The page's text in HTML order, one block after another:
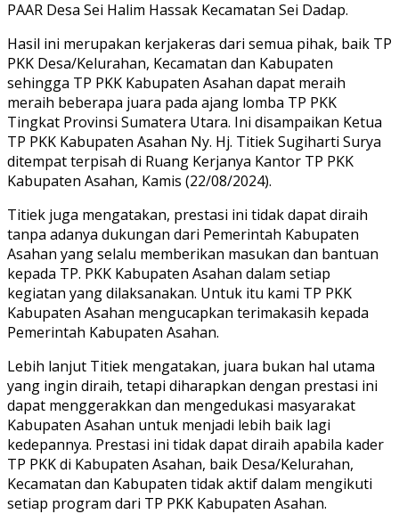
PAAR Desa Sei Halim Hassak Kecamatan Sei Dadap.
Hasil ini merupakan kerjakeras dari semua pihak, baik TP
PKK Desa/Kelurahan, Kecamatan dan Kabupaten
sehingga TP PKK Kabupaten Asahan dapat meraih
meraih beberapa juara pada ajang lomba TP PKK
Tingkat Provinsi Sumatera Utara. Ini disampaikan Ketua
TP PKK Kabupaten Asahan Ny. Hj. Titiek Sugiharti Surya
ditempat terpisah di Ruang Kerjanya Kantor TP PKK
Kabupaten Asahan, Kamis (22/08/2024).
Titiek juga mengatakan, prestasi ini tidak dapat diraih
tanpa adanya dukungan dari Pemerintah Kabupaten
Asahan yang selalu memberikan masukan dan bantuan
kepada TP. PKK Kabupaten Asahan dalam setiap
kegiatan yang dilaksanakan. Untuk itu kami TP PKK
Kabupaten Asahan mengucapkan terimakasih kepada
Pemerintah Kabupaten Asahan.
Lebih lanjut Titiek mengatakan, juara bukan hal utama
yang ingin diraih, tetapi diharapkan dengan prestasi ini
dapat menggerakkan dan mengedukasi masyarakat
Kabupaten Asahan untuk menjadi lebih baik lagi
kedepannya. Prestasi ini tidak dapat diraih apabila kader
TP PKK di Kabupaten Asahan, baik Desa/Kelurahan,
Kecamatan dan Kabupaten tidak aktif dalam mengikuti
setiap program dari TP PKK Kabupaten Asahan.